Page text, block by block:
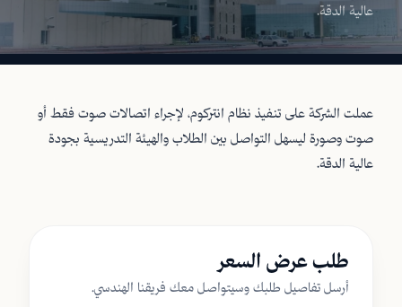
عالية الدقة.
عملت الشركة على تنفيذ نظام انتركوم، لإجراء اتصالات صوت فقط أو
صوت وصورة ليسهل التواصل بين الطلاب والهيئة التدريسية بجودة
عالية الدقة.
طلب عرض السعر
أرسل تفاصيل طلبك وسيتواصل معك فريقنا الهندسي.